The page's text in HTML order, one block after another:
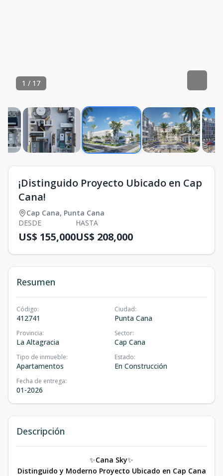
1 / 17
¡Distinguido Proyecto Ubicado en Cap
Cana!
Cap Cana, Punta Cana
DESDE
US$ 155,000
HASTA
US$ 208,000
Resumen
Código:
412741
Ciudad:
Punta Cana
Provincia:
La Altagracia
Sector:
Cap Cana
Tipo de inmueble:
Apartamentos
Estado:
En Construcción
Fecha de entrega:
01-2026
Descripción
✨Cana Sky✨
Distinguido y Moderno Proyecto Ubicado en Cap Cana